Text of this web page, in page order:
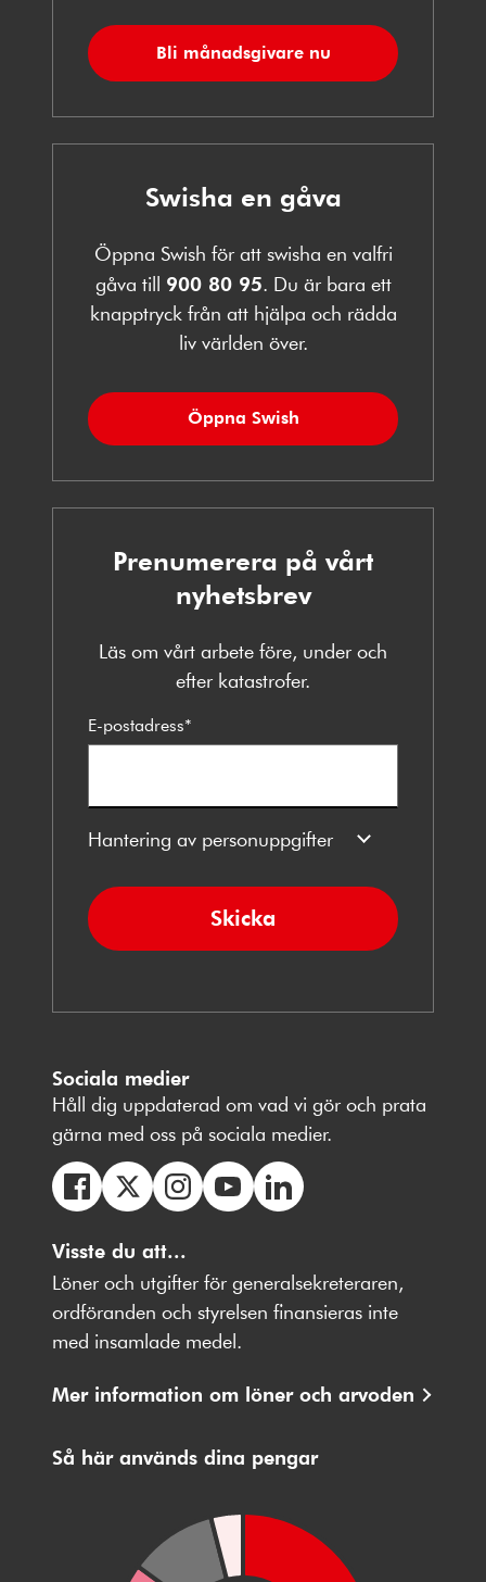
Bli månadsgivare nu
Swisha en gåva
Öppna Swish för att swisha en valfri
gåva till 900 80 95. Du är bara ett
knapptryck från att hjälpa och rädda
liv världen över.
Öppna Swish
Prenumerera på vårt
nyhetsbrev
Läs om vårt arbete före, under och
efter katastrofer.
E-postadress*
Hantering av personuppgifter
Skicka
Sociala medier
Håll dig uppdaterad om vad vi gör och prata
gärna med oss på sociala medier.
oss
på
Facebbok
oss
på
oss
på
Instagram
på
Youtube
på
LinkedIn
Visste du att...
Löner och utgifter för generalsekreteraren,
ordföranden och styrelsen finansieras inte
med insamlade medel.
Mer information om löner och arvoden
Så här används dina pengar